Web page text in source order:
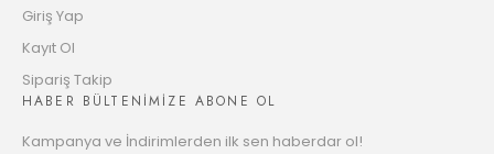
Giriş Yap
Kayıt Ol
Sipariş Takip
HABER BÜLTENİMİZE ABONE OL
Kampanya ve İndirimlerden ilk sen haberdar ol!